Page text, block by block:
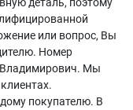
или вопрос, Вы
Номер
Владимирович. Мы
покупателю. В